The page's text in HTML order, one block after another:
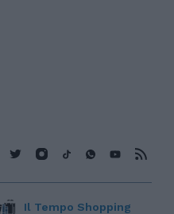
Il Tempo Shopping